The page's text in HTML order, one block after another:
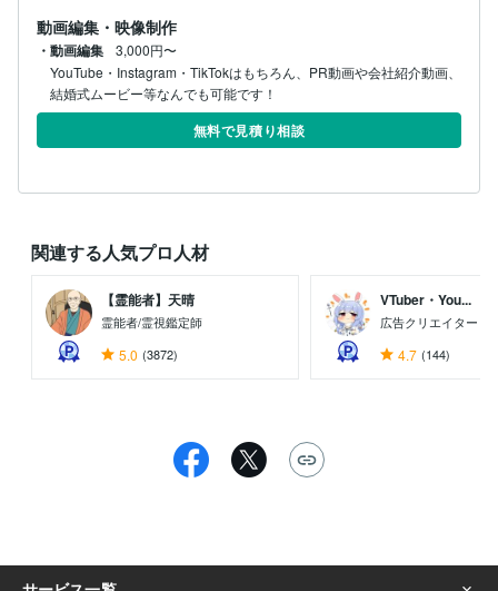
動画編集・映像制作
・動画編集
3,000円〜
YouTube・Instagram・TikTokはもちろん、PR動画や会社紹介動画、
結婚式ムービー等なんでも可能です！
無料で見積り相談
関連する人気プロ人材
【霊能者】天晴
霊能者/霊視鑑定師
5.0 (3872)
VTuber・You...
広告クリエイター
4.7 (144)